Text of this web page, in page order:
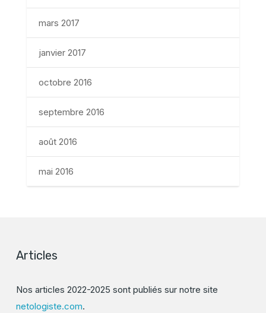
mars 2017
janvier 2017
octobre 2016
septembre 2016
août 2016
mai 2016
Articles
Nos articles 2022-2025 sont publiés sur notre site
netologiste.com.